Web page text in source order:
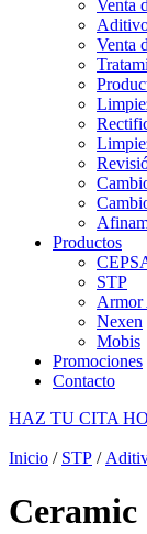
Venta
Venta
Productos
STP
Armor
Nexen
Mobis
Promociones
Contacto
HAZ TU CITA
Inicio / STP /